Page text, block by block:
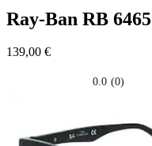
Ray-Ban RB 6465
139,00 €
0.0 (0)